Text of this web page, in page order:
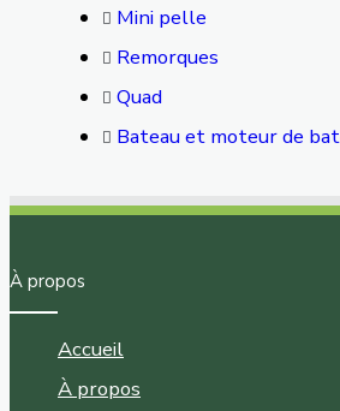
Mini pelle
Remorques
Quad
Bateau et moteur de
À propos
Accueil
À propos